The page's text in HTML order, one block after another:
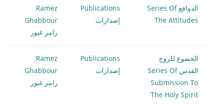
الدوافع Series Of
The Attitudes
Publications
إصدارات
Ramez
Ghabbour
رامز غبور
الخضوع للروح
القدس Series Of
Submission To
The Holy Spirit
Publications
إصدارات
Ramez
Ghabbour
رامز غبور